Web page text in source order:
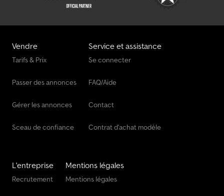
Vendre
Tarifs & Prix
Passer des annonces
Gérer les annonces
Sceau de confiance
Service et assistance
Se connecter
FAQ/Aide
Contact
Contrat d'achat modèle
L'entreprise
Recrutement
Mentions légales
Mentions légales